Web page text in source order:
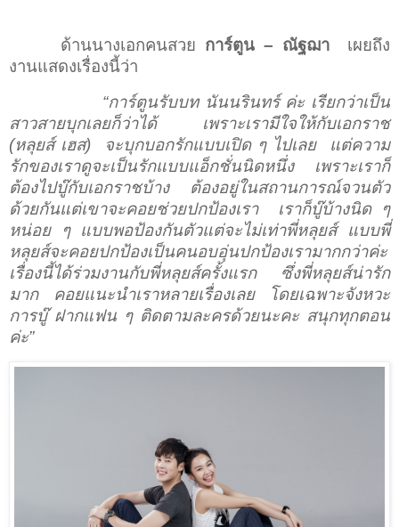
ด้านนางเอกคนสวย การ์ตูน – ณัฐฌา
เผยถึง
งานแสดงเรื่องนี้ว่า
“การ์ตูนรับบท นันนรินทร์ ค่ะ เรียกว่าเป็น
สาวสายบุกเลยก็ว่าได้
เพราะเรามีใจให้กับเอกราช
(หลุยส์ เฮส)
จะบุกบอกรักแบบเปิด ๆ ไปเลย
แต่ความ
รักของเราดูจะเป็นรักแบบแอ็กชั่นนิดหนึ่ง
เพราะเราก็
ต้องไปบู๊กับเอกราชบ้าง ต้องอยู่ในสถานการณ์จวนตัว
ด้วยกันแต่เขาจะคอยช่วยปกป้องเรา
เราก็บู๊บ้างนิด ๆ
หน่อย ๆ แบบพอป้องกันตัวแต่จะไม่เท่าพี่หลุยส์ แบบพี่
หลุยส์จะคอยปกป้องเป็นคนอบอุ่นปกป้องเรามากกว่าค่ะ
เรื่องนี้ได้ร่วมงานกับพี่หลุยส์ครั้งแรก ซึ่งพี่หลุยส์น่ารัก
มาก คอยแนะนำเราหลายเรื่องเลย โดยเฉพาะจังหวะ
การบู๊ ฝากแฟน ๆ ติดตามละครด้วยนะคะ สนุกทุกตอน
ค่ะ”